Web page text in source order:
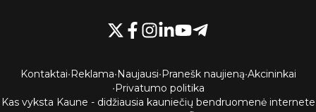
Kontaktai•Reklama•Naujausi•Pranešk naujieną•Akcininkai
•Privatumo politika
Kas vyksta Kaune - didžiausia kauniečių bendruomenė internete